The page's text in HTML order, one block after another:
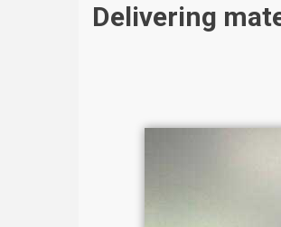
Delivering